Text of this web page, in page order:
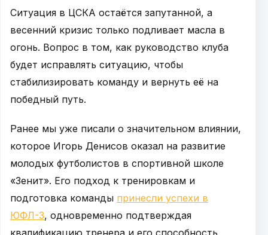
Ситуация в ЦСКА остаётся запутанной, а
весенний кризис только подливает масла в
огонь. Вопрос в том, как руководство клуба
будет исправлять ситуацию, чтобы
стабилизировать команду и вернуть её на
победный путь.
Ранее мы уже писали о значительном влиянии,
которое Игорь Денисов оказал на развитие
молодых футболистов в спортивной школе
«Зенит». Его подход к тренировкам и
подготовка команды принесли успехи в
ЮФЛ-3, одновременно подтверждая
квалификацию тренера и его способность